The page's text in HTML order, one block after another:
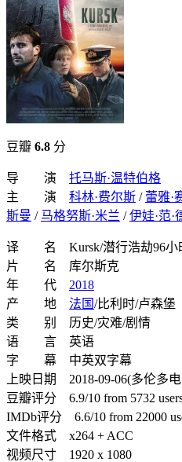
豆瓣 6.8 分
导 演 托马斯·温特伯格
主 演 科林·费尔斯 / 蕾雅·
斯曼 / 马格努斯·米兰 /伊娃·范·
译 名 Kursk/潜行浩劫96小时(
片 名 库尔斯克
年 代 2018
产 地 法国/比利时/卢森堡
类 别 历史/灾难/剧情
语 言 英语
字 幕 中英双字幕
上映日期 2018-09-06(多伦多
豆瓣评分 6.9/10 from 5732
IMDb评分 6.6/10 from 22000
文件格式 x264 + ACC
视频尺寸 1920 x 1080